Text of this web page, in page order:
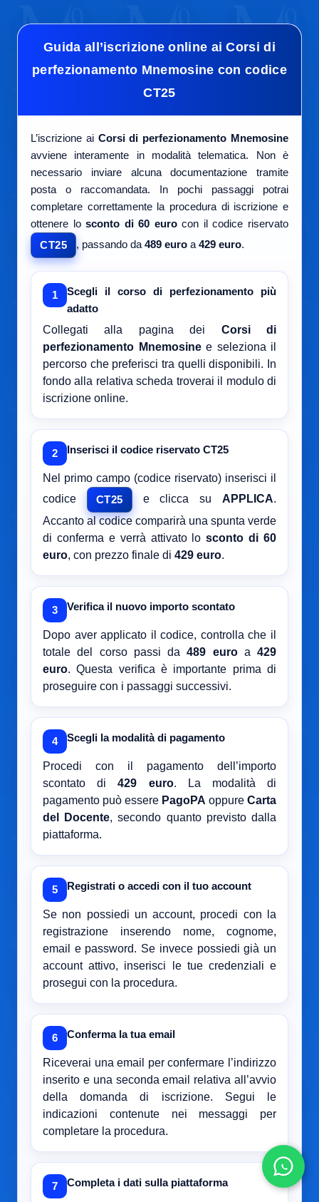
Guida all’iscrizione online ai Corsi di
perfezionamento Mnemosine con codice
CT25
L’iscrizione ai Corsi di perfezionamento Mnemosine
avviene interamente in modalità telematica. Non è
necessario inviare alcuna documentazione tramite
posta o raccomandata. In pochi passaggi potrai
completare correttamente la procedura di iscrizione e
ottenere losconto di 60 eurocon il codice riservato
CT25
, passando da 489 euro a 429 euro.
1
Scegli il corso di perfezionamento più
adatto
Collegati alla pagina dei Corsi di
perfezionamento Mnemosinee seleziona il
percorso che preferisci tra quelli disponibili. In
fondo alla relativa scheda troverai il modulo di
iscrizione online.
2 Inserisci il codice riservato CT25
Nel primo campo (codice riservato) inserisci il
codice
CT25 e clicca suAPPLICA.
Accanto al codice comparirà una spunta verde
di conferma e verrà attivato losconto di 60
euro, con prezzo finale di 429 euro.
3 Verifica il nuovo importo scontato
Dopo aver applicato il codice, controlla che il
totale del corso passi da489 euroa 429
euro. Questa verifica è importante prima di
proseguire con i passaggi successivi.
4 Scegli la modalità di pagamento
Procedi con il pagamento dell’importo
scontato di429 euro. La modalità di
pagamento può essere PagoPA oppure Carta
del Docente, secondo quanto previsto dalla
piattaforma.
5 Registrati o accedi con il tuo account
Se non possiedi un account, procedi con la
registrazione inserendo nome, cognome,
email e password. Se invece possiedi già un
account attivo, inserisci le tue credenziali e
prosegui con la procedura.
6 Conferma la tua email
Riceverai una email per confermare l’indirizzo
inserito e una seconda email relativa all’avvio
della domanda di iscrizione. Segui le
indicazioni contenute nei messaggi per
completare la procedura.
7 Completa i dati sulla piattaforma